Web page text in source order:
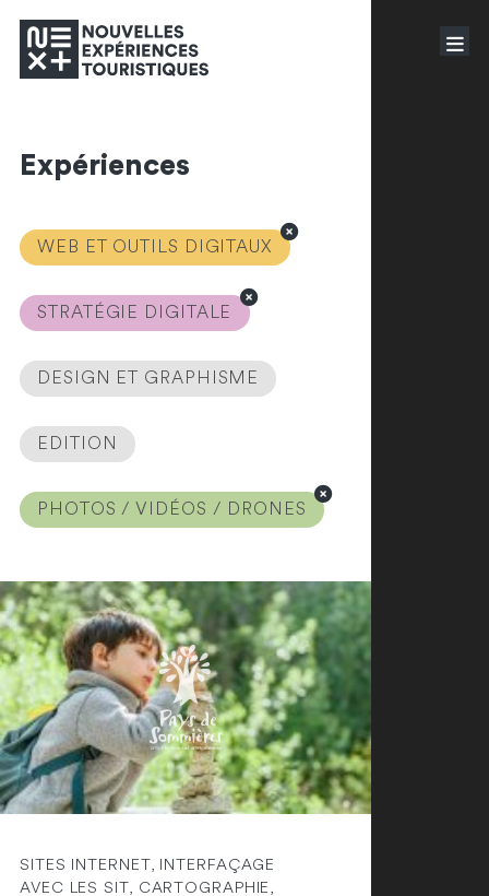
Expériences
WEB ET OUTILS DIGITAUX
STRATÉGIE DIGITALE
DESIGN ET GRAPHISME
EDITION
PHOTOS / VIDÉOS / DRONES
SITES INTERNET, INTERFAÇAGE
AVEC LES SIT, CARTOGRAPHIE,